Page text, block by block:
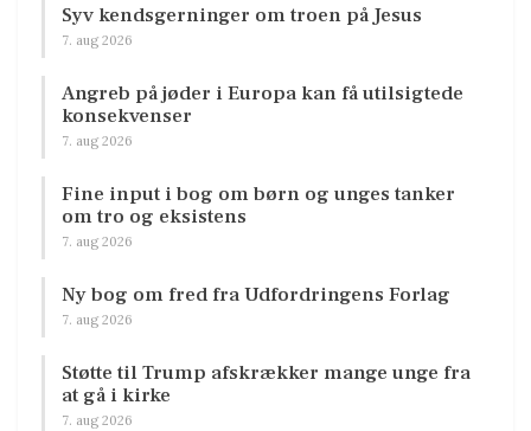
Syv kendsgerninger om troen på Jesus
7. aug 2026
Angreb på jøder i Europa kan få utilsigtede
konsekvenser
7. aug 2026
Fine input i bog om børn og unges tanker
om tro og eksistens
7. aug 2026
Ny bog om fred fra Udfordringens Forlag
7. aug 2026
Støtte til Trump afskrækker mange unge fra
at gå i kirke
7. aug 2026